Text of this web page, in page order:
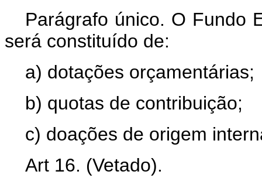
Parágrafo único. O Fundo
será constituído de:
a) dotações orçamentárias;
b) quotas de contribuição;
c) doações de origem
Art 16. (Vetado).